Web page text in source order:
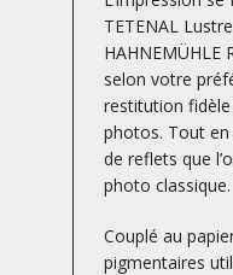
TETENAL
HAHNEMÜHLE
selon votre
restitution
photos. Tout en
de reflets que
photo classique.
Couplé au
pigmentaires